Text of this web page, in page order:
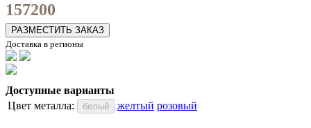
157200
РАЗМЕСТИТЬ ЗАКАЗ
Доставка в регионы
Доступные варианты
Цвет металла:
белый желтый розовый